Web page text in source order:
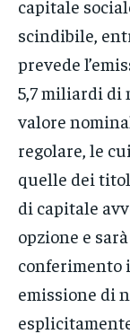
capitale
scindibile,
prevede
5,7 miliardi di
valore
regolare, le
quelle dei
di capitale
opzione e
conferimento
emissione di